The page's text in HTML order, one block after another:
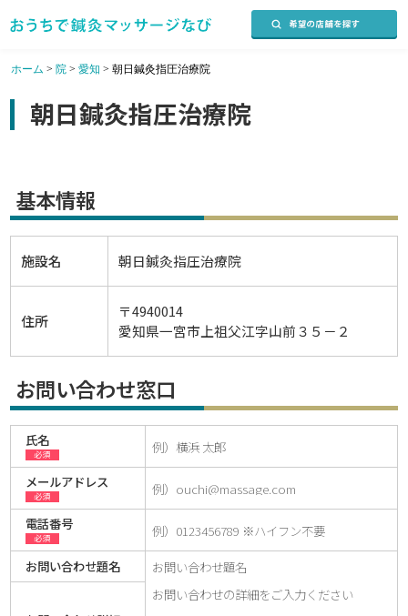
ホーム > 院> 愛知 > 朝日鍼灸指圧治療院
朝日鍼灸指圧治療院
基本情報
施設名 朝日鍼灸指圧治療院
住所
〒4940014
愛知県一宮市上祖父江字山前３５－２
お問い合わせ窓口
氏名
必須
メールアドレス
必須
電話番号
必須
お問い合わせ題名